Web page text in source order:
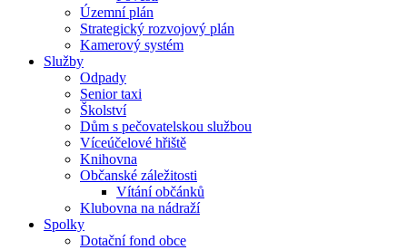
Územní plán
Strategický rozvojový plán
Kamerový systém
Služby
Odpady
Senior taxi
Školství
Dům s pečovatelskou službou
Víceúčelové hřiště
Knihovna
Občanské záležitosti
Vítání občánků
Klubovna na nádraží
Spolky
Dotační fond obce